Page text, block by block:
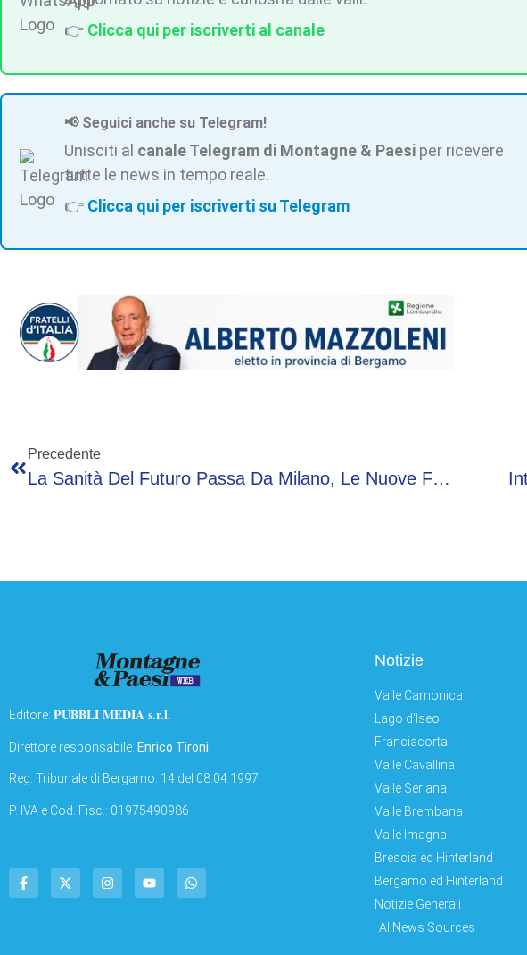
👉 Clicca qui per iscriverti al canale
📢 Seguici anche su Telegram!
Unisciti al canale Telegram di Montagne & Paesi per ricevere
tutte le news in tempo reale.
👉 Clicca qui per iscriverti su Telegram
Precedente
La Sanità Del Futuro Passa Da Milano, Le Nuove Frontiere Presentate Da Medtronic
Editore: PUBBLI MEDIA s.r.l.
Direttore responsabile: Enrico Tironi
Reg: Tribunale di Bergamo: 14 del 08.04.1997
P. IVA e Cod. Fisc.: 01975490986
Notizie
Valle Camonica
Lago d'Iseo
Franciacorta
Valle Cavallina
Valle Seriana
Valle Brembana
Valle Imagna
Brescia ed Hinterland
Bergamo ed Hinterland
Notizie Generali
AI News Sources